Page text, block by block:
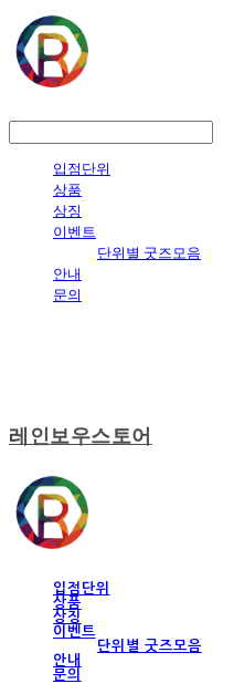
입점단위
상품
상징
이벤트
단위별 굿즈모음
안내
문의
레인보우스토어
입점단위
상품
상징
이벤트
단위별 굿즈모음
안내
문의